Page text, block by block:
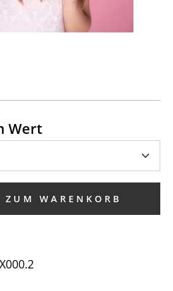
Wertauswählen
den
ZUM WARENKORB